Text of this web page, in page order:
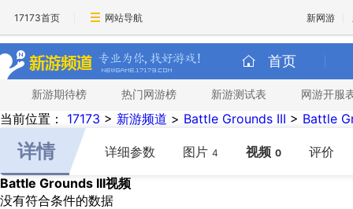
17173首页 网站导航 新网游
首页
新游期待榜 热门网游榜 新游测试表 网游开服
当前位置： 17173 > 新游频道 > Battle Grounds III > Battle
详情 详细参数 图片 4 视频 0
评价
Battle Grounds III视频
没有符合条件的数据